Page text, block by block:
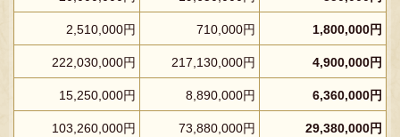
2,510,000円 710,000円 1,800,000円
222,030,000円 217,130,000円 4,900,000円
15,250,000円 8,890,000円 6,360,000円
103,260,000円 73,880,000円 29,380,000円